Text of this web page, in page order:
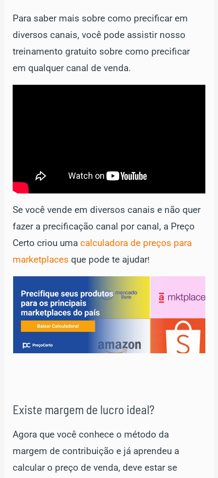
Para saber mais sobre como precificar em
diversos canais, você pode assistir nosso
treinamento gratuito sobre como precificar
em qualquer canal de venda.
Se você vende em diversos canais e não quer
fazer a precificação canal por canal, a Preço
Certo criou umacalculadora de preços para
marketplaces que pode te ajudar!
Existe margem de lucro ideal?
Agora que você conhece o método da
margem de contribuição e já aprendeu a
calcular o preço de venda, deve estar se